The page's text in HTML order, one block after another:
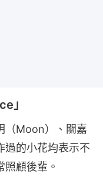
」
（Moon）、關嘉
過的小花均表示不
顧後輩。